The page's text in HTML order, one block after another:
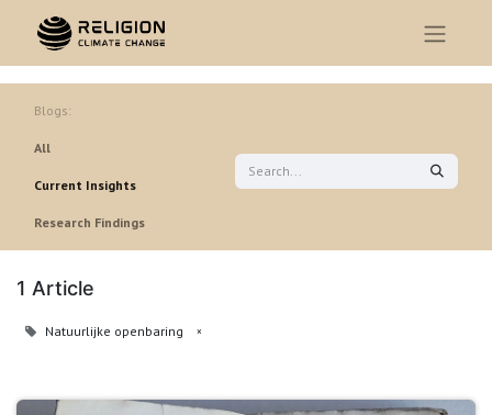
Blogs:
All
Current Insights
Research Findings
1 Article
Natuurlijke openbaring ×